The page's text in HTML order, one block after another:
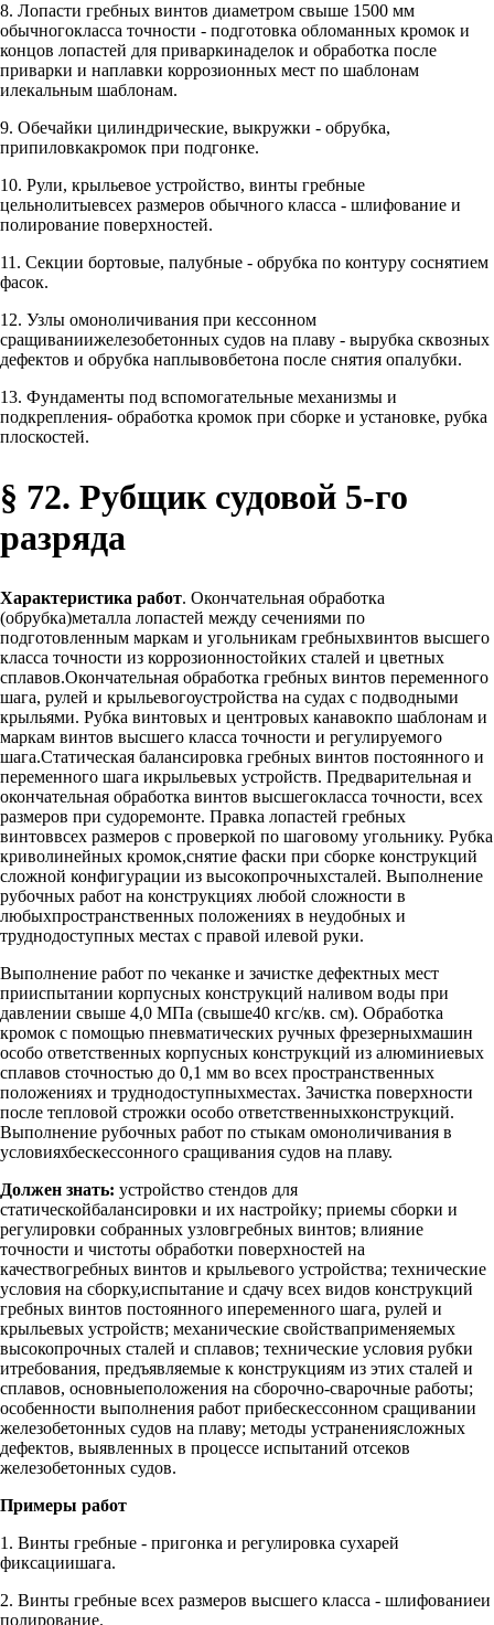
8. Лопасти гребных винтов диаметром свыше 1500 мм
обычногокласса точности - подготовка обломанных кромок и
концов лопастей для приваркинаделок и обработка после
приварки и наплавки коррозионных мест по шаблонам
илекальным шаблонам.
9. Обечайки цилиндрические, выкружки - обрубка,
припиловкакромок при подгонке.
10. Рули, крыльевое устройство, винты гребные
цельнолитыевсех размеров обычного класса - шлифование и
полирование поверхностей.
11. Секции бортовые, палубные - обрубка по контуру соснятием
фасок.
12. Узлы омоноличивания при кессонном
сращиваниижелезобетонных судов на плаву - вырубка сквозных
дефектов и обрубка наплывовбетона после снятия опалубки.
13. Фундаменты под вспомогательные механизмы и
подкрепления- обработка кромок при сборке и установке, рубка
плоскостей.
§ 72. Рубщик судовой 5-го
разряда
Характеристика работ. Окончательная обработка
(обрубка)металла лопастей между сечениями по
подготовленным маркам и угольникам гребныхвинтов высшего
класса точности из коррозионностойких сталей и цветных
сплавов.Окончательная обработка гребных винтов переменного
шага, рулей и крыльевогоустройства на судах с подводными
крыльями. Рубка винтовых и центровых канавокпо шаблонам и
маркам винтов высшего класса точности и регулируемого
шага.Статическая балансировка гребных винтов постоянного и
переменного шага икрыльевых устройств. Предварительная и
окончательная обработка винтов высшегокласса точности, всех
размеров при судоремонте. Правка лопастей гребных
винтоввсех размеров с проверкой по шаговому угольнику. Рубка
криволинейных кромок,снятие фаски при сборке конструкций
сложной конфигурации из высокопрочныхсталей. Выполнение
рубочных работ на конструкциях любой сложности в
любыхпространственных положениях в неудобных и
труднодоступных местах с правой илевой руки.
Выполнение работ по чеканке и зачистке дефектных мест
прииспытании корпусных конструкций наливом воды при
давлении свыше 4,0 МПа (свыше40 кгс/кв. см). Обработка
кромок с помощью пневматических ручных фрезерныхмашин
особо ответственных корпусных конструкций из алюминиевых
сплавов сточностью до 0,1 мм во всех пространственных
положениях и труднодоступныхместах. Зачистка поверхности
после тепловой строжки особо ответственныхконструкций.
Выполнение рубочных работ по стыкам омоноличивания в
условияхбескессонного сращивания судов на плаву.
Должен знать: устройство стендов для
статическойбалансировки и их настройку; приемы сборки и
регулировки собранных узловгребных винтов; влияние
точности и чистоты обработки поверхностей на
качествогребных винтов и крыльевого устройства; технические
условия на сборку,испытание и сдачу всех видов конструкций
гребных винтов постоянного ипеременного шага, рулей и
крыльевых устройств; механические свойстваприменяемых
высокопрочных сталей и сплавов; технические условия рубки
итребования, предъявляемые к конструкциям из этих сталей и
сплавов, основныеположения на сборочно-сварочные работы;
особенности выполнения работ прибескессонном сращивании
железобетонных судов на плаву; методы устранениясложных
дефектов, выявленных в процессе испытаний отсеков
железобетонных судов.
Примеры работ
1. Винты гребные - пригонка и регулировка сухарей
фиксациишага.
2. Винты гребные всех размеров высшего класса - шлифованиеи
полирование.